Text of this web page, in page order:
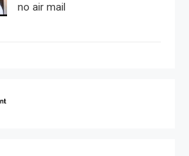
no air mail